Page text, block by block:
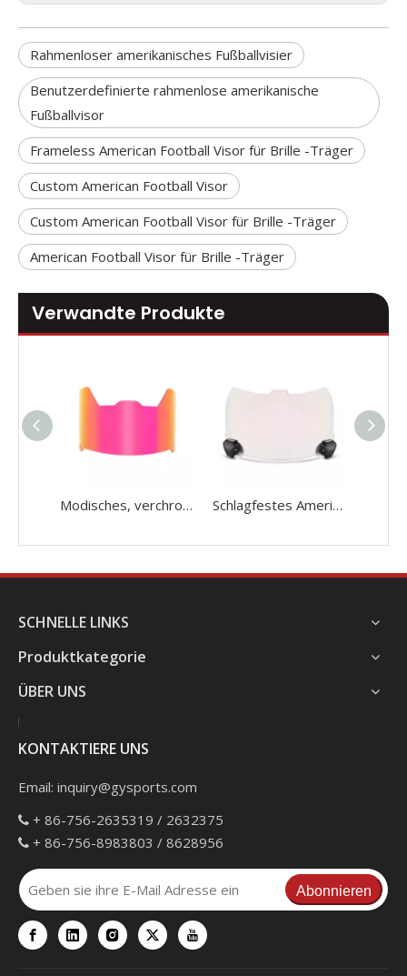
Rahmenloser amerikanisches Fußballvisier
Benutzerdefinierte rahmenlose amerikanische
Fußballvisor
Frameless American Football Visor für Brille -Träger
Custom American Football Visor
Custom American Football Visor für Brille -Träger
American Football Visor für Brille -Träger
Verwandte Produkte
Modisches, verchromtes American-Football-Visier für große Köpfe Schlagfestes American-Football-Visier mit Chromplatte
SCHNELLE LINKS
Produktkategorie
ÜBER UNS
KONTAKTIERE UNS
Email: inquiry@gysports.com
 + 86-756-2635319 / 2632375
 + 86-756-8983803 / 8628956
Abonnieren